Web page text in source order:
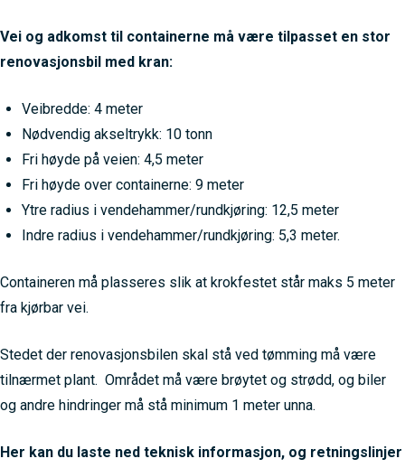
Vei og adkomst til containerne må være tilpasset en stor
renovasjonsbil med kran:
Veibredde: 4 meter
Nødvendig akseltrykk: 10 tonn
Fri høyde på veien: 4,5 meter
Fri høyde over containerne: 9 meter
Ytre radius i vendehammer/rundkjøring: 12,5 meter
Indre radius i vendehammer/rundkjøring: 5,3 meter.
Containeren må plasseres slik at krokfestet står maks 5 meter
fra kjørbar vei.
Stedet der renovasjonsbilen skal stå ved tømming må være
tilnærmet plant. Området må være brøytet og strødd, og biler
og andre hindringer må stå minimum 1 meter unna.
Her kan du laste ned teknisk informasjon, og retningslinjer